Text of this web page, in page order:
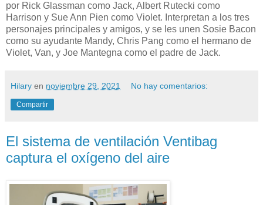
por Rick Glassman como Jack, Albert Rutecki como
Harrison y Sue Ann Pien como Violet. Interpretan a los tres
personajes principales y amigos, y se les unen Sosie Bacon
como su ayudante Mandy, Chris Pang como el hermano de
Violet, Van, y Joe Mantegna como el padre de Jack.
Hilary en noviembre 29, 2021 No hay comentarios:
Compartir
El sistema de ventilación Ventibag
captura el oxígeno del aire